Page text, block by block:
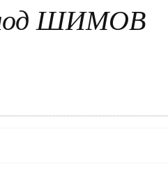
ШИМОВ